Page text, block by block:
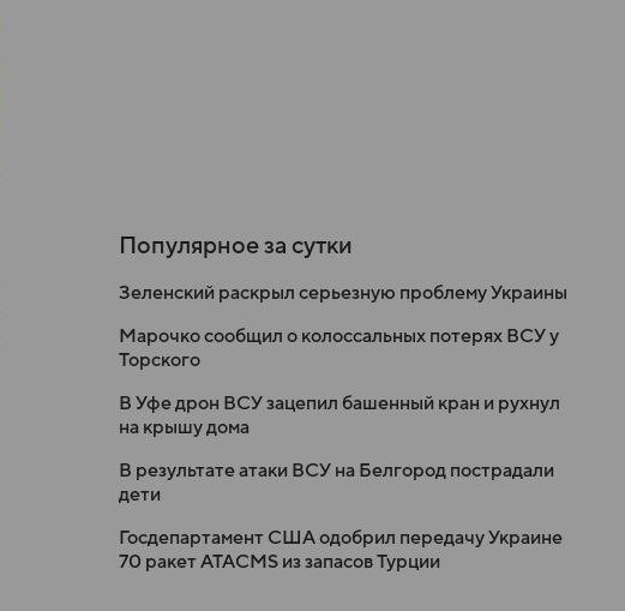
Популярное за сутки
Зеленский раскрыл серьезную проблему Украины
Марочко сообщил о колоссальных потерях ВСУ у
Торского
В Уфе дрон ВСУ зацепил башенный кран и рухнул
на крышу дома
В результате атаки ВСУ на Белгород пострадали
дети
Госдепартамент США одобрил передачу Украине
70 ракет ATACMS из запасов Турции